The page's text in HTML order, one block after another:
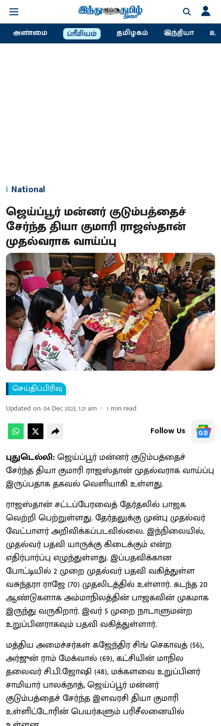
அண்மை ப்ரீமியம் தமிழகம் இந்தியா
National
ஜெய்ப்பூர் மன்னர் குடும்பத்தைச்
சேர்ந்த தியா குமாரி ராஜஸ்தான்
முதல்வராக வாய்ப்பு
செய்திப்பிரிவு
Updated on:04 Dec 2023, 1:21 am 1 min read
Follow Us
புதுடெல்லி:ஜெய்ப்பூர் மன்னர் குடும்பத்தைச்
சேர்ந்த தியா குமாரி ராஜஸ்தான் முதல்வராக வாய்ப்பு
இருப்பதாக தகவல் வெளியாகி உள்ளது.
ராஜஸ்தான் சட்டப்பேரவைத் தேர்தலில் பாஜக
வெற்றி பெற்றுள்ளது. தேர்தலுக்கு முன்பு முதல்வர்
வேட்பாளர் அறிவிக்கப்படவில்லை. இந்நிலையில்,
முதல்வர் பதவி யாருக்கு கிடைக்கும் என்ற
எதிர்பார்ப்பு எழுந்துள்ளது. இப்பதவிக்கான
போட்டியில் 2 முறை முதல்வர் பதவி வகித்துள்ள
வசுந்தரா ராஜே (70) முதலிடத்தில் உள்ளார். கடந்த 20
ஆண்டுகளாக அம்மாநிலத்தின் பாஜகவின் முகமாக
இருந்து வருகிறார். இவர் 5 முறை நாடாளுமன்ற
உறுப்பினராகவும் பதவி வகித்துள்ளார்.
மத்திய அமைச்சர்கள் கஜேந்திர சிங் செகாவத் (56),
அர்ஜுன் ராம் மேக்வால் (69), கட்சியின் மாநில
தலைவர் சி.பி.ஜோஷி (48), மக்களவை உறுப்பினர்
சாமியார் பாலக்நாத், ஜெய்ப்பூர் மன்னர்
குடும்பத்தைச் சேர்ந்த இளவரசி தியா குமாரி
உள்ளிட்டோரின் பெயர்களும் பரிசீலனையில்